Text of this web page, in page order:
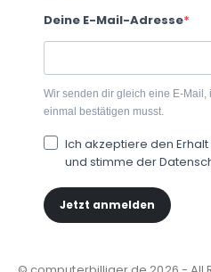
Deine E-Mail-Adresse
Wir senden dir gleich eine E-Mail,
einmal bestätigen musst.
Ich akzeptiere den
und stimme der
Jetzt anmelden